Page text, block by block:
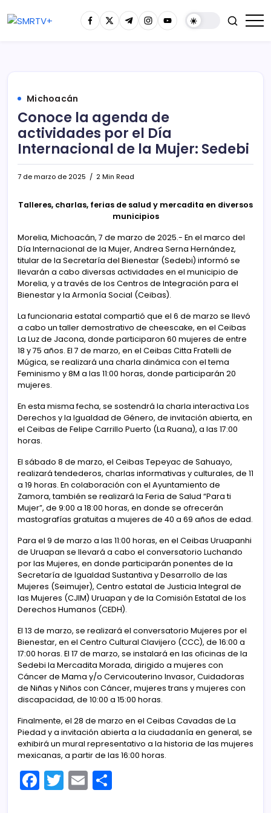
Michoacán
Conoce la agenda de
actividades por el Día
Internacional de la Mujer: Sedebi
7 de marzo de 2025 2 Min Read
Talleres, charlas, ferias de salud y mercadita en diversos
municipios
Morelia, Michoacán, 7 de marzo de 2025.- En el marco del
Día Internacional de la Mujer, Andrea Serna Hernández,
titular de la Secretaría del Bienestar (Sedebi) informó se
llevarán a cabo diversas actividades en el municipio de
Morelia, y a través de los Centros de Integración para el
Bienestar y la Armonía Social (Ceibas).
La funcionaria estatal compartió que el 6 de marzo se llevó
a cabo un taller demostrativo de cheescake, en el Ceibas
La Luz de Jacona, donde participaron 60 mujeres de entre
18 y 75 años. El 7 de marzo, en el Ceibas Citta Fratelli de
Múgica, se realizará una charla dinámica con el tema
Feminismo y 8M a las 11:00 horas, donde participarán 20
mujeres.
En esta misma fecha, se sostendrá la charla interactiva Los
Derechos y la Igualdad de Género, de invitación abierta, en
el Ceibas de Felipe Carrillo Puerto (La Ruana), a las 17:00
horas.
El sábado 8 de marzo, el Ceibas Tepeyac de Sahuayo,
realizará tendederos, charlas informativas y culturales, de 11
a 19 horas. En colaboración con el Ayuntamiento de
Zamora, también se realizará la Feria de Salud “Para ti
Mujer”, de 9:00 a 18:00 horas, en donde se ofrecerán
mastografías gratuitas a mujeres de 40 a 69 años de edad.
Para el 9 de marzo a las 11:00 horas, en el Ceibas Uruapanhi
de Uruapan se llevará a cabo el conversatorio Luchando
por las Mujeres, en donde participarán ponentes de la
Secretaría de Igualdad Sustantiva y Desarrollo de las
Mujeres (Seimujer), Centro estatal de Justicia Integral de
las Mujeres (CJIM) Uruapan y de la Comisión Estatal de los
Derechos Humanos (CEDH).
El 13 de marzo, se realizará el conversatorio Mujeres por el
Bienestar, en el Centro Cultural Clavijero (CCC), de 16:00 a
17:00 horas. El 17 de marzo, se instalará en las oficinas de la
Sedebi la Mercadita Morada, dirigido a mujeres con
Cáncer de Mama y/o Cervicouterino Invasor, Cuidadoras
de Niñas y Niños con Cáncer, mujeres trans y mujeres con
discapacidad, de 10:00 a 15:00 horas.
Finalmente, el 28 de marzo en el Ceibas Cavadas de La
Piedad y a invitación abierta a la ciudadanía en general, se
exhibirá un mural representativo a la historia de las mujeres
mexicanas, a partir de las 16:00 horas.
F
a
T
w
E
m